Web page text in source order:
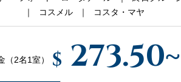
コスメル
コスタ・マヤ
（2名1室） $ 273.50~